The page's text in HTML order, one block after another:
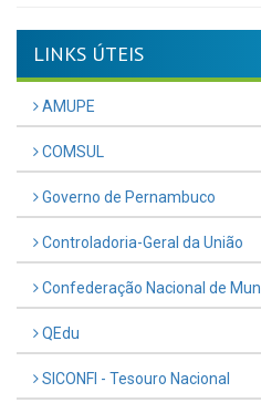
LINKS ÚTEIS
AMUPE
COMSUL
Governo de Pernambuco
Controladoria-Geral da União
Confederação Nacional de
QEdu
SICONFI - Tesouro Nacional